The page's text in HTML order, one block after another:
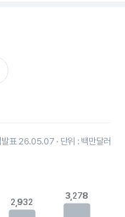
표 26.05.07 · 단위 : 백만달러
Data ranges from
2,932
2,932
3,278
3,278